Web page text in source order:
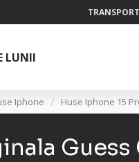
LUNII
Iphone Huse Iphone 15